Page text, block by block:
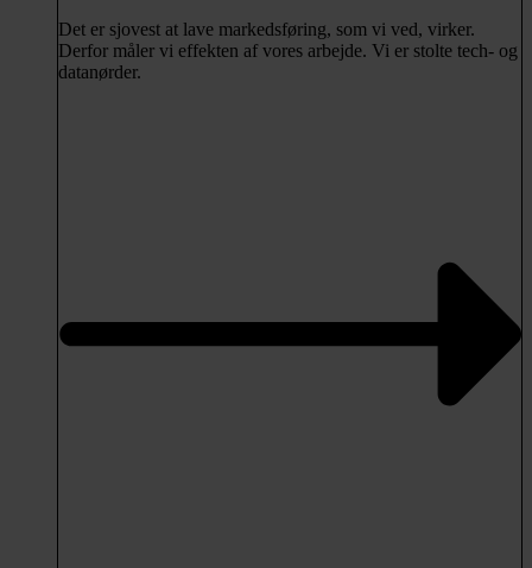
Det er sjovest at lave markedsføring, som vi ved, virker.
Derfor måler vi effekten af vores arbejde. Vi er stolte tech- og
datanørder.